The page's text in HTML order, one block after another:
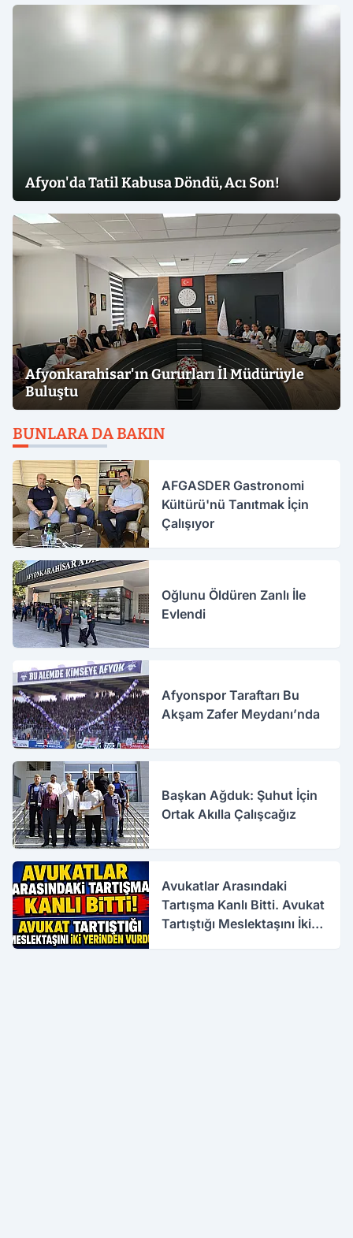
Afyon'da Tatil Kabusa Döndü, Acı Son!
Afyonkarahisar'ın Gururları İl Müdürüyle
Buluştu
BUNLARA DA BAKIN
AFGASDER Gastronomi
Kültürü'nü Tanıtmak İçin
Çalışıyor
Oğlunu Öldüren Zanlı İle
Evlendi
Afyonspor Taraftarı Bu
Akşam Zafer Meydanı’nda
Başkan Ağduk: Şuhut İçin
Ortak Akılla Çalışcağız
Avukatlar Arasındaki
Tartışma Kanlı Bitti. Avukat
Tartıştığı Meslektaşını İki